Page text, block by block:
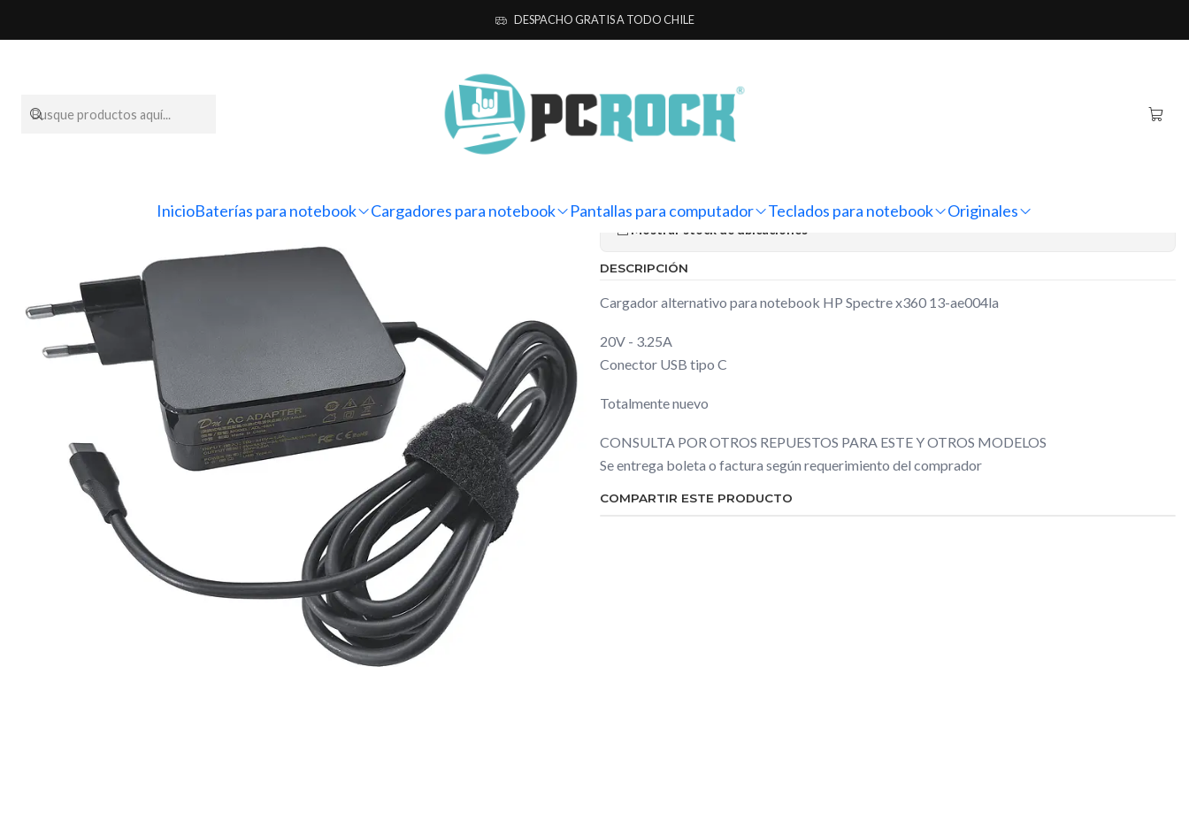
InicioBaterías para notebook Cargadores para notebook Pantallas para computador Teclados para notebook Originales
DESPACHO GRATIS A TODO CHILE
Alternativos HP Cargador Alternativo Notebook HP Spectre x360 13-ae004la
Cargador Alternativo Notebook HP
Spectre x360 13-ae004la
Mostrar stock de ubicaciones
DESCRIPCIÓN
Cargador alternativo para notebook HP Spectre x360 13-ae004la
20V - 3.25A
Conector USB tipo C
Totalmente nuevo
CONSULTA POR OTROS REPUESTOS PARA ESTE Y OTROS MODELOS
Se entrega boleta o factura según requerimiento del comprador
COMPARTIR ESTE PRODUCTO